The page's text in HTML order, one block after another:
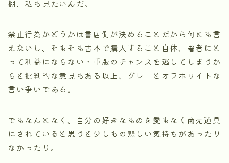
棚、私も見たいんだ。
禁止行為かどうかは書店側が決めることだから何とも言
えないし、そもそも古本で購入すること自体、著者にと
って利益にならない・重版のチャンスを逃してしまうか
らと批判的な意見もある以上、グレーとオフホワイトな
言い争いである。
でもなんとなく、自分の好きなものを愛もなく商売道具
にされていると思うと少しもの悲しい気持ちがあったり
なかったり。